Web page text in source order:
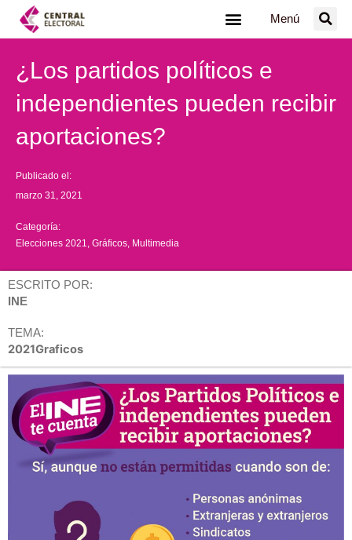
Menú
¿Los partidos políticos e
independientes pueden recibir
aportaciones?
Publicado el:
marzo 31, 2021
Categoría:
Elecciones 2021
Gráficos Multimedia
ESCRITO POR:
INE
TEMA:
2021Graficos